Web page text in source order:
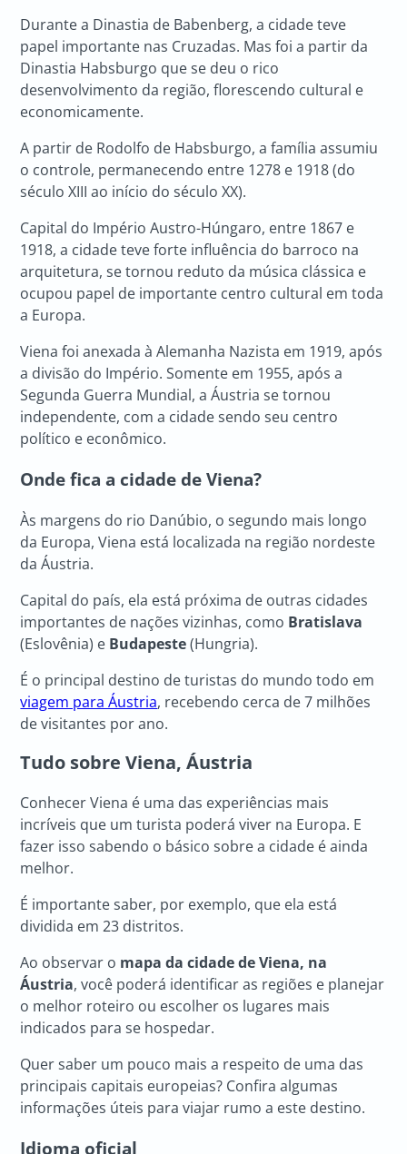
Durante a Dinastia de Babenberg, a cidade teve
papel importante nas Cruzadas. Mas foi a partir da
Dinastia Habsburgo que se deu o rico
desenvolvimento da região, florescendo cultural e
economicamente.
A partir de Rodolfo de Habsburgo, a família assumiu
o controle, permanecendo entre 1278 e 1918 (do
século XIII ao início do século XX).
Capital do Império Austro-Húngaro, entre 1867 e
1918, a cidade teve forte influência do barroco na
arquitetura, se tornou reduto da música clássica e
ocupou papel de importante centro cultural em toda
a Europa.
Viena foi anexada à Alemanha Nazista em 1919, após
a divisão do Império. Somente em 1955, após a
Segunda Guerra Mundial, a Áustria se tornou
independente, com a cidade sendo seu centro
político e econômico.
Onde fica a cidade de Viena?
Às margens do rio Danúbio, o segundo mais longo
da Europa, Viena está localizada na região nordeste
da Áustria.
Capital do país, ela está próxima de outras cidades
importantes de nações vizinhas, como Bratislava
(Eslovênia) e Budapeste(Hungria).
É o principal destino de turistas do mundo todo em
viagem para Áustria, recebendo cerca de 7 milhões
de visitantes por ano.
Tudo sobre Viena, Áustria
Conhecer Viena é uma das experiências mais
incríveis que um turista poderá viver na Europa. E
fazer isso sabendo o básico sobre a cidade é ainda
melhor.
É importante saber, por exemplo, que ela está
dividida em 23 distritos.
Ao observar o mapa da cidade de Viena, na
Áustria, você poderá identificar as regiões e planejar
o melhor roteiro ou escolher os lugares mais
indicados para se hospedar.
Quer saber um pouco mais a respeito de uma das
principais capitais europeias? Confira algumas
informações úteis para viajar rumo a este destino.
Idioma oficial